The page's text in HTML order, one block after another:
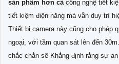
sản phẩm hơn cả công nghệ tiết
tiết kiệm điện năng mà vẫn duy trì
Thiết bị camera này cũng cho phép
ngoại, với tầm quan sát lên đến
chắc chắn sẽ Khẳng định rằng sự